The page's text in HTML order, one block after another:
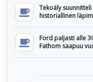
Tekoäly
historiallinen
Ford paljasti alle
Fathom saapuu